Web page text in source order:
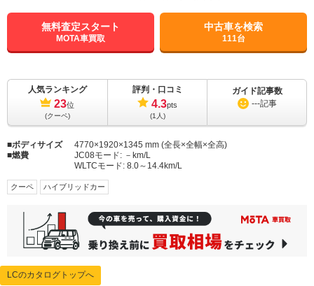
無料査定スタート
MOTA車買取
中古車を検索
111台
人気ランキング
23位
(クーペ)
評判・口コミ
4.3pts
(1人)
ガイド記事数
---記事
ボディサイズ
4770×1920×1345 mm (全長×全幅×全高)
燃費
JC08モード: －km/L
WLTCモード: 8.0～14.4km/L
クーペ ハイブリッドカー
LCのカタログトップへ